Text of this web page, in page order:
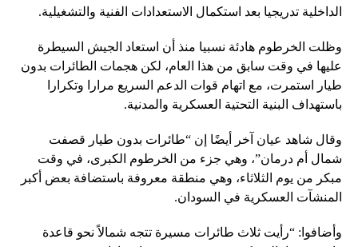
الداخلية تدريجيا بعد استكمال الاستعدادات الفنية والتشغيلية.
وظلت الخرطوم هادئة نسبيا منذ أن استعاد الجيش السيطرة
عليها في وقت سابق من هذا العام، لكن هجمات الطائرات بدون
طيار استمرت، مع اتهام قوات الدعم السريع مرارا وتكرارا
باستهداف البنية التحتية العسكرية والمدنية.
وقال شاهد عيان آخر أيضًا إن “طائرات بدون طيار قصفت
شمال أم درمان”، وهي جزء من الخرطوم الكبرى، في وقت
مبكر من يوم الثلاثاء، وهي منطقة معروفة باستضافة بعض أكبر
المنشآت العسكرية في السودان.
وأضافوا: “رأيت ثلاث طائرات مسيرة تتجه شمالاً نحو قاعدة